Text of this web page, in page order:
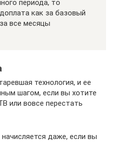
периода, то
как за базовый
все месяцы
технология, и ее
шагом, если вы хотите
или вовсе перестать
даже, если вы